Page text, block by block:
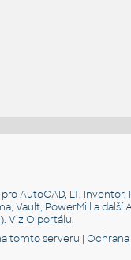
AutoCAD, LT, Inventor,
Vault, PowerMill a další
VizO portálu.
tomto serveru |Ochrana